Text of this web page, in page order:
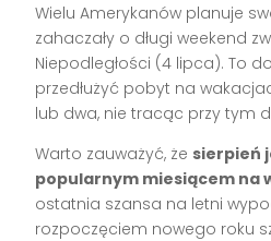
Wielu Amerykanów planuje
zahaczały o długi weekend
Niepodległości (4 lipca). To
przedłużyć pobyt na
lub dwa, nie tracąc przy tym
Warto zauważyć, że sierpień
popularnym miesiącem na
ostatnia szansa na letni
rozpoczęciem nowego roku